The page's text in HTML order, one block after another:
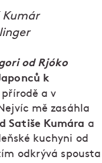
Kumár
od Rjóko
k
přírodě a v
mě zasáhla
Satiše Kumára a
kuchyni od
odkrývá spousta